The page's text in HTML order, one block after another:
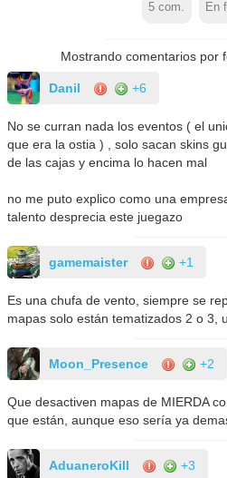
5 com. En
Mostrando comentarios por
Danil +6
No se curran nada los eventos ( el
que era la ostia ) , solo sacan skins
de las cajas y encima lo hacen mal
no me puto explico como una
talento desprecia este juegazo
gamemaister +1
Es una chufa de vento, siempre se
mapas solo están tematizados 2 o 3,
Moon_Presence +2
Que desactiven mapas de MIERDA
que están, aunque eso sería ya
AduaneroKill +3